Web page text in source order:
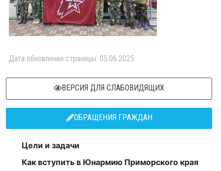
Дата обновления страницы: 05.06.2025
ВЕРСИЯ ДЛЯ СЛАБОВИДЯЩИХ
ОБРАЩЕНИЯ ГРАЖДАН
Цели и задачи
Как вступить в Юнармию Приморского края